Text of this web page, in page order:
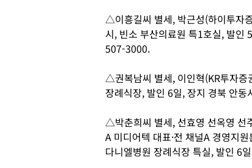
△이흥길씨 별세, 박근성(하이투자
시, 빈소 부산의료원 특1호실, 발인
507-3000.
△권복남씨 별세, 이인혁(KR투자증
장례식장, 발인 6일, 장지 경북 안
△박춘희씨 별세, 선효영 선옥영 선
A 미디어텍 대표·전 채널A 경영지
다니엘병원 장례식장 특실, 발인 6